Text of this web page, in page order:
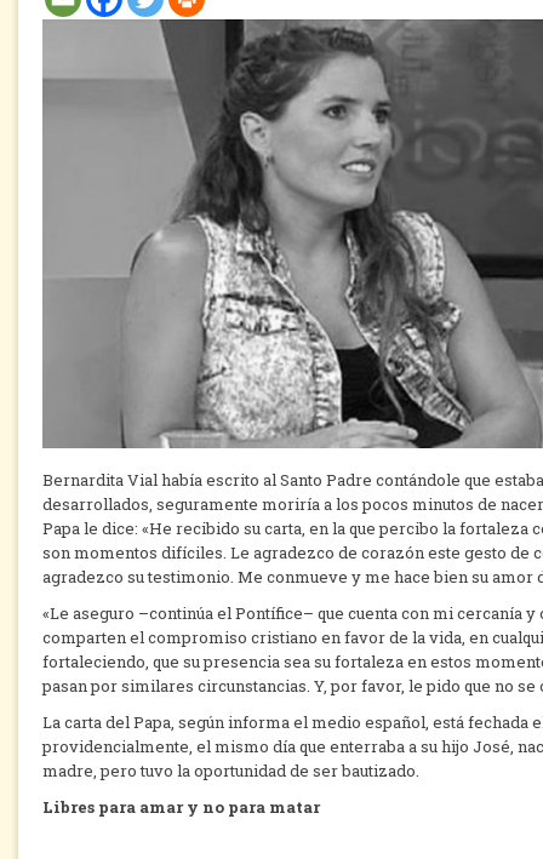
Bernardita Vial había escrito al Santo Padre contándole que
desarrollados, seguramente moriría a los pocos minutos de
Papa le dice: «He recibido su carta, en la que percibo la
son momentos difíciles. Le agradezco de corazón este gesto de
agradezco su testimonio. Me conmueve y me hace bien su amor
«Le aseguro –continúa el Pontífice– que cuenta con mi cercanía
comparten el compromiso cristiano en favor de la vida, en
fortaleciendo, que su presencia sea su fortaleza en estos
pasan por similares circunstancias. Y, por favor, le pido que no
La carta del Papa, según informa el medio español, está fechada
providencialmente, el mismo día que enterraba a su hijo José,
madre, pero tuvo la oportunidad de ser bautizado.
Libres para amar y no para matar